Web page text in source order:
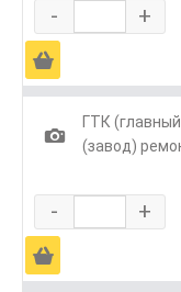
- +
Ä
1
ГТК
(завод)
- +
Ä